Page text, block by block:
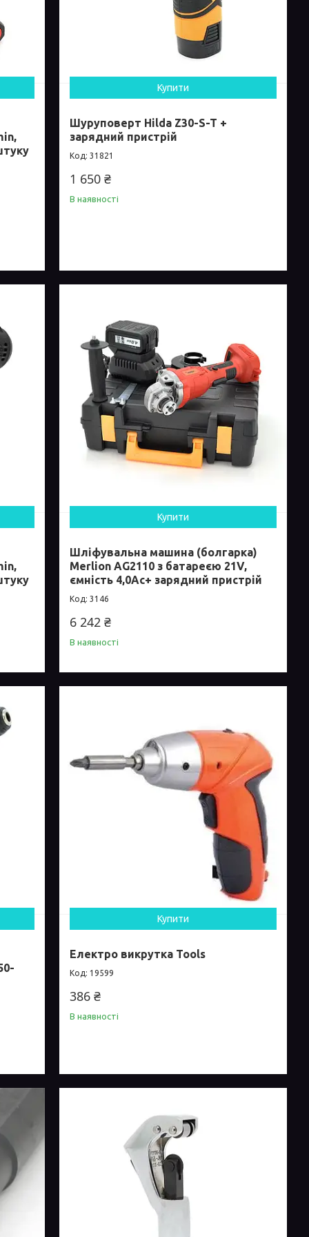
Купити
Шуруповерт Hilda Z30-S-T +
зарядний пристрій
31821
1 650 ₴
В наявності
Купити
Шліфувальна машина (болгарка)
Merlion AG2110 з батареєю 21V,
ємність 4,0Ас+ зарядний пристрій
3146
6 242 ₴
В наявності
Купити
Електро викрутка Tools
19599
386 ₴
В наявності